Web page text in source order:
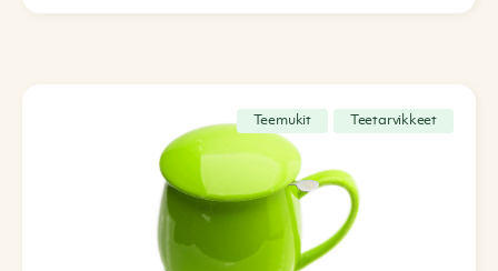
Teemukit Teetarvikkeet